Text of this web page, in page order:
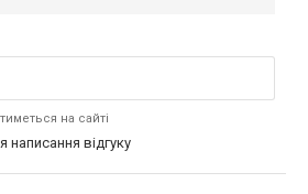
на сайті
написання відгуку